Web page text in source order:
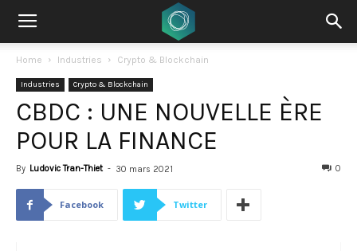
Home Industries Crypto & Blockchain
Industries Crypto & Blockchain
CBDC : UNE NOUVELLE ÈRE
POUR LA FINANCE
By Ludovic Tran-Thiet - 30 mars 2021 0
Facebook Twitter